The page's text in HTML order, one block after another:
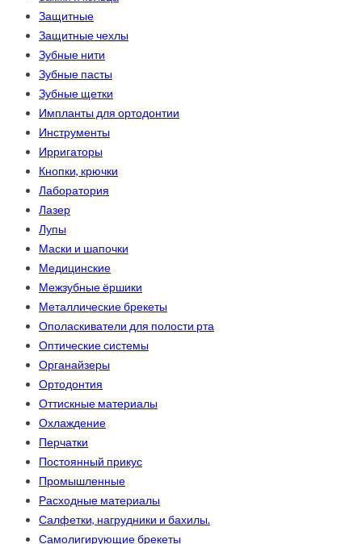
Защитные
Защитные чехлы
Зубные нити
Зубные пасты
Зубные щетки
Импланты для ортодонтии
Инструменты
Ирригаторы
Кнопки, крючки
Лаборатория
Лазер
Лупы
Маски и шапочки
Медицинские
Межзубные ёршики
Металлические брекеты
Ополаскиватели для полости рта
Оптические системы
Органайзеры
Ортодонтия
Оттискные материалы
Охлаждение
Перчатки
Постоянный прикус
Промышленные
Расходные материалы
Салфетки, нагрудники и бахилы.
Самолигирующие брекеты